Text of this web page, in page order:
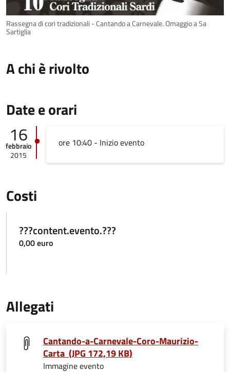
Rassegna di cori tradizionali - Cantando a Carnevale. Omaggio a Sa
Sartiglia
A chi è rivolto
Date e orari
16
febbraio
2015
ore 10:40 - Inizio evento
Costi
???content.evento.???
0,00 euro
Allegati
Cantando-a-Carnevale-Coro-Maurizio-
Carta (JPG 172,19 KB)
Immagine evento